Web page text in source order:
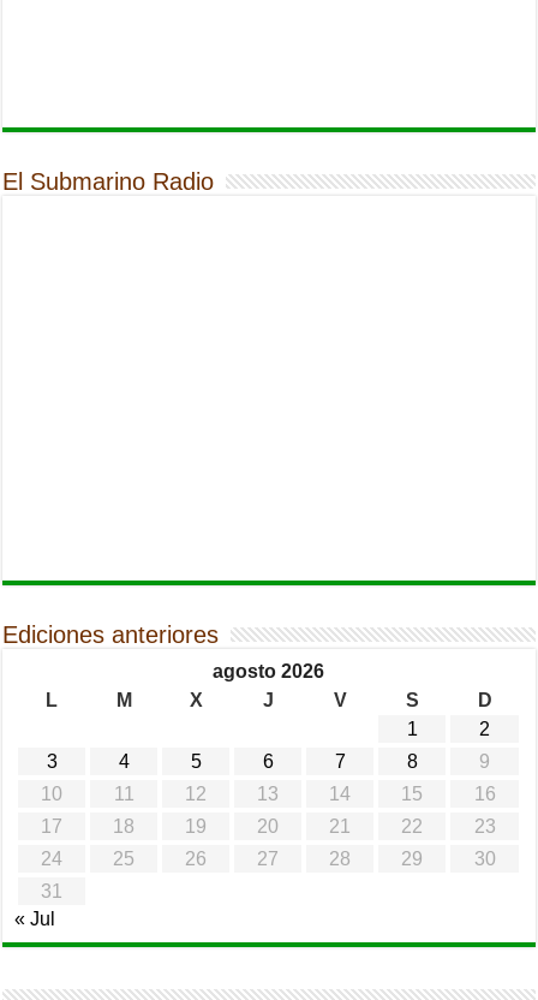
El Submarino Radio
Ediciones anteriores
agosto 2026
L
M X J V S
D
1
2
3
4 5 6 7 8
9
10
11 12 13 14 15
16
17
18 19 20 21 22
23
24
25 26 27 28 29
30
31
« Jul